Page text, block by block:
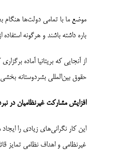
باره داشته باشند و هرگونه
از آنجایی که بریتانیا آماده
حقوق بین‌­المللی بشردوستانه بخشی
افزایش مشارکت غیرنظامیان در
این کار نگرانی‌­های زیادی را
غیرنظامی و اهداف نظامی تمایز